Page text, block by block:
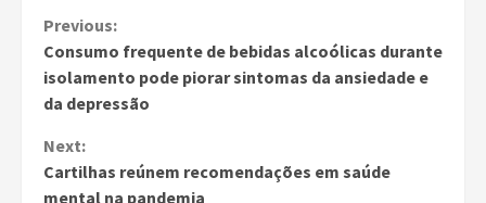
Continue
Reading
Previous:
Consumo frequente de bebidas alcoólicas durante
isolamento pode piorar sintomas da ansiedade e
da depressão
Next:
Cartilhas reúnem recomendações em saúde
mental na pandemia